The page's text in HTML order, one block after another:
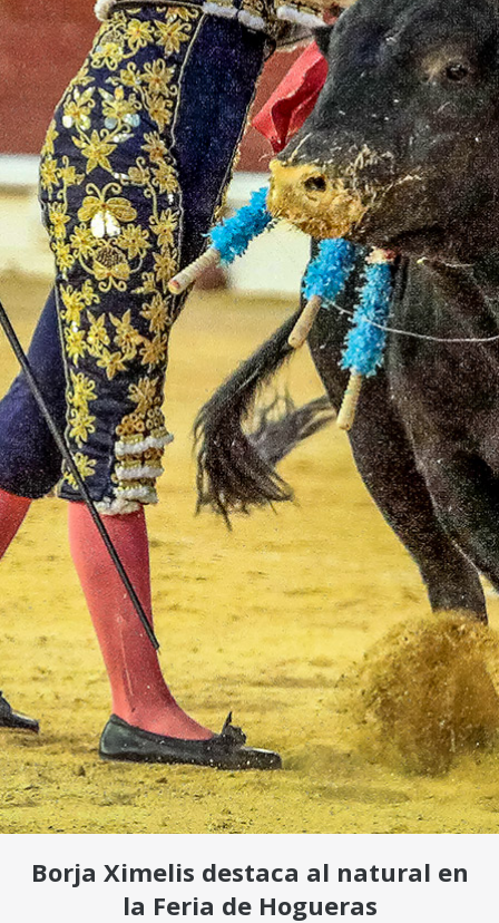
Borja Ximelis destaca al natural en
la Feria de Hogueras